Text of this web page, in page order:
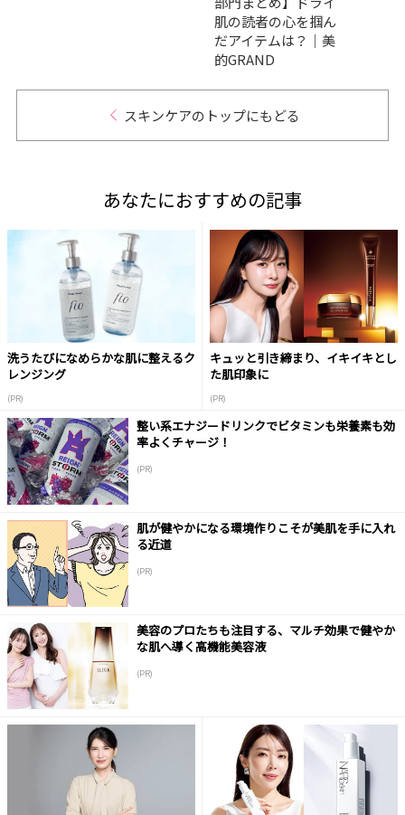
肌の読者の心を掴ん
だアイテムは？｜美
的GRAND
スキンケアのトップにもどる
あなたにおすすめの記事
洗うたびになめらかな肌に整えるク
レンジング
(PR)
キュッと引き締まり、イキイキとし
た肌印象に
(PR)
整い系エナジードリンクでビタミンも栄養素も効
率よくチャージ！
(PR)
肌が健やかになる環境作りこそが美肌を手に入れ
る近道
(PR)
美容のプロたちも注目する、マルチ効果で健やか
な肌へ導く高機能美容液
(PR)